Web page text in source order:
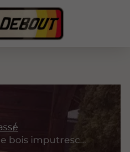
Sélection d'essences de bois imputrescibles pour structure de terrasse durable